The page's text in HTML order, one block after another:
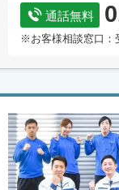
通話無料
※お客様相談窓口：